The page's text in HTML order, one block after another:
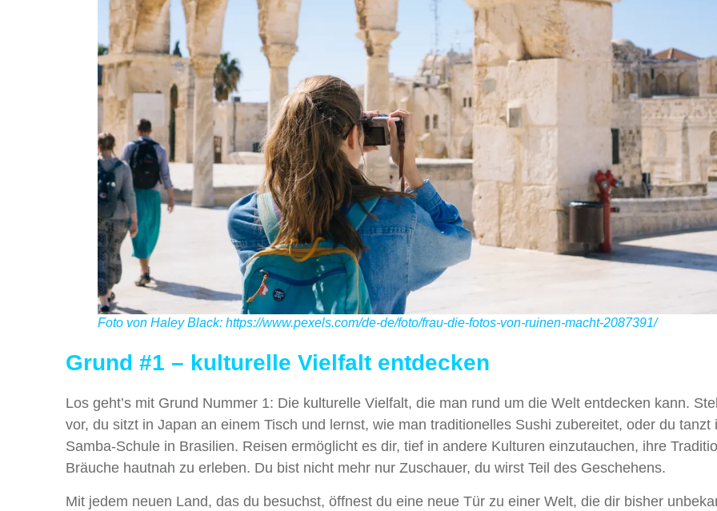
Foto von Haley Black: https://www.pexels.com/de-de/foto/frau-die-fotos-von-ruinen-macht-2087391/
Grund #1 – kulturelle Vielfalt entdecken
Los geht’s mit Grund Nummer 1: Die kulturelle Vielfalt, die man rund um die Welt entdecken kann.
vor, du sitzt in Japan an einem Tisch und lernst, wie man traditionelles Sushi zubereitet, oder du tanzt
Samba-Schule in Brasilien. Reisen ermöglicht es dir, tief in andere Kulturen einzutauchen, ihre
Bräuche hautnah zu erleben. Du bist nicht mehr nur Zuschauer, du wirst Teil des Geschehens.
Mit jedem neuen Land, das du besuchst, öffnest du eine neue Tür zu einer Welt, die dir bisher